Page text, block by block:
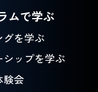
ムで学ぶ
グを学ぶ
シップを学ぶ
験会